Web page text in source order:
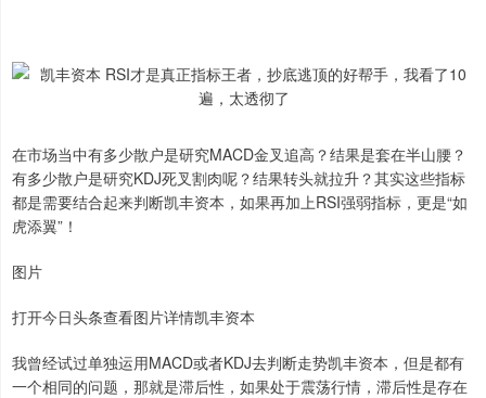
在市场当中有多少散户是研究MACD金叉追高？结果是套在半山腰？
有多少散户是研究KDJ死叉割肉呢？结果转头就拉升？其实这些指标
都是需要结合起来判断凯丰资本，如果再加上RSI强弱指标，更是“如
虎添翼”！
图片
打开今日头条查看图片详情凯丰资本
我曾经试过单独运用MACD或者KDJ去判断走势凯丰资本，但是都有
一个相同的问题，那就是滞后性，如果处于震荡行情，滞后性是存在